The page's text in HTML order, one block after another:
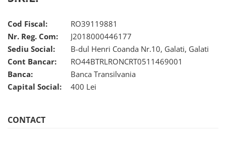
Cod Fiscal:
RO39119881
Nr. Reg. Com:
J2018000446177
Sediu Social:
B-dul Henri Coanda Nr.10, Galati, Galati
Cont Bancar:
RO44BTRLRONCRT0511469001
Banca:
Banca Transilvania
Capital Social:
400 Lei
CONTACT